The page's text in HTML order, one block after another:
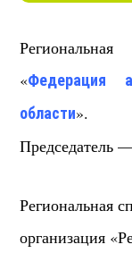
«Федерация
области».
Председатель
Региональная
организация